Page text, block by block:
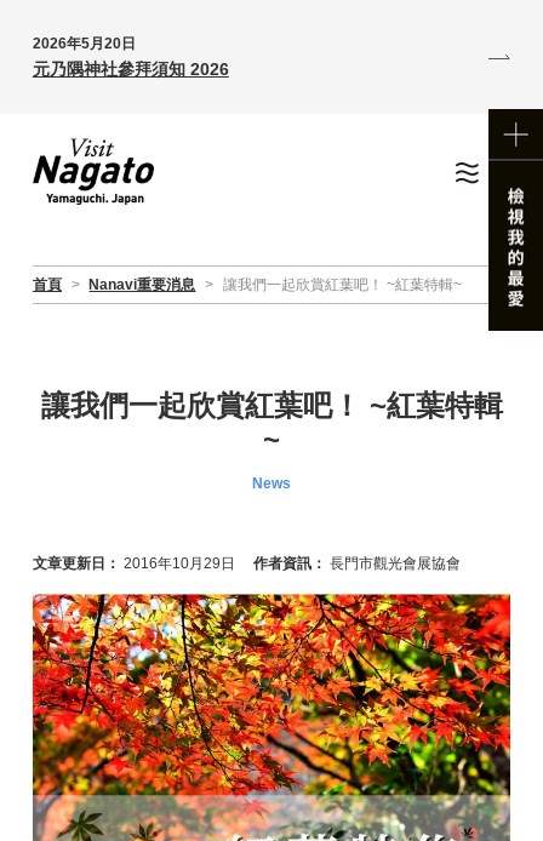
2026年5月20日
元乃隅神社參拜須知 2026
首頁 > Nanavi重要消息 > 讓我們一起欣賞紅葉吧！ ~紅葉特輯~
讓我們一起欣賞紅葉吧！ ~紅葉特輯
~
News
文章更新日： 2016年10月29日 作者資訊： 長門市觀光會展協會